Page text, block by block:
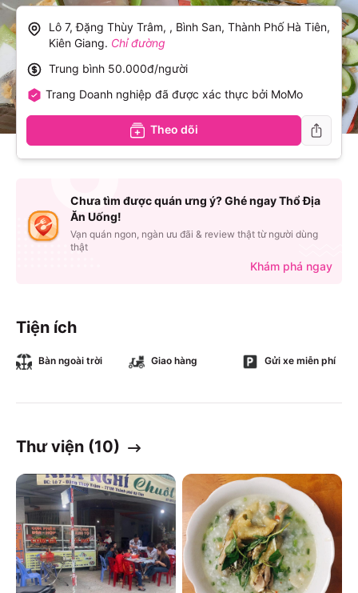
Tiện ích
Bàn ngoài trời Giao hàng Gửi xe miễn phí
Thư viện (10)
Lô 7, Đặng Thùy Trâm, , Bình San, Thành Phố Hà Tiên,
Kiên Giang. Chỉ đường
Trung bình 50.000đ/người
Trang Doanh nghiệp đã được xác thực bởi MoMo
Theo dõi
Chưa tìm được quán ưng ý? Ghé ngay Thổ Địa
Ăn Uống!
Vạn quán ngon, ngàn ưu đãi & review thật từ người dùng
thật
Khám phá ngay